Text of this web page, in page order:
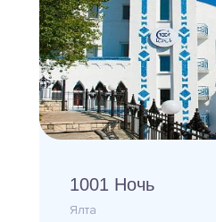
1001 Ночь
Ялта